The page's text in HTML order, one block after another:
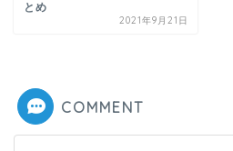
とめ
2021年9月21日
COMMENT